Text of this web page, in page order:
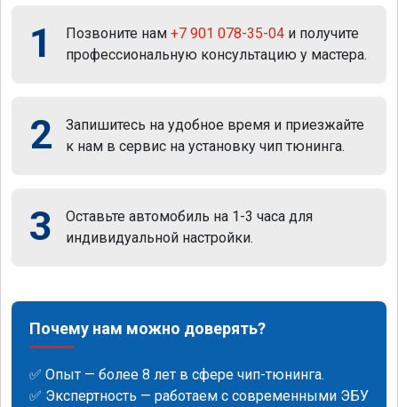
1 Позвоните нам +7 901 078-35-04 и получите
профессиональную консультацию у мастера.
2
Запишитесь на удобное время и приезжайте
к нам в сервис на установку чип тюнинга.
3
Оставьте автомобиль на 1-3 часа для
индивидуальной настройки.
Почему нам можно доверять?
✅ Опыт — более 8 лет в сфере чип-тюнинга.
✅ Экспертность — работаем с современными ЭБУ